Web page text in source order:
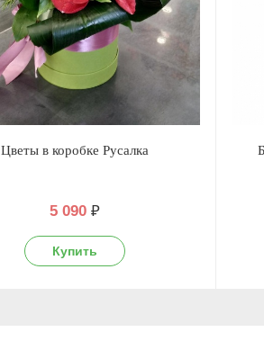
Цветы в коробке Русалка
5 090 ₽